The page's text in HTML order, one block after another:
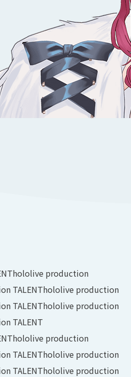
hololive production
TALENThololive production
TALENThololive production
TALENT
hololive production
TALENThololive production
TALENThololive production